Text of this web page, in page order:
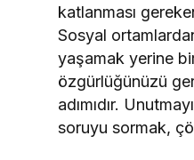
katlanması
Sosyal
yaşamak yerine
özgürlüğünüzü
adımıdır.
soruyu sormak,